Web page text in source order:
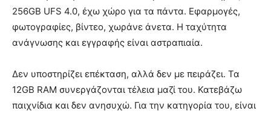
256GB UFS 4.0, έχω χώρο για τα πάντα. Εφαρμογές,
φωτογραφίες, βίντεο, χωράνε άνετα. Η ταχύτητα
ανάγνωσης και εγγραφής είναι αστραπιαία.
Δεν υποστηρίζει επέκταση, αλλά δεν με πειράζει. Τα
12GB RAM συνεργάζονται τέλεια μαζί του. Κατεβάζω
παιχνίδια και δεν ανησυχώ. Για την κατηγορία του, είναι